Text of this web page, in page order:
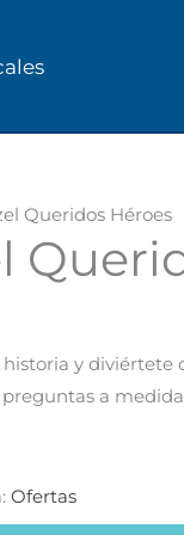
Queridos Héroes
y diviértete
a
Ofertas